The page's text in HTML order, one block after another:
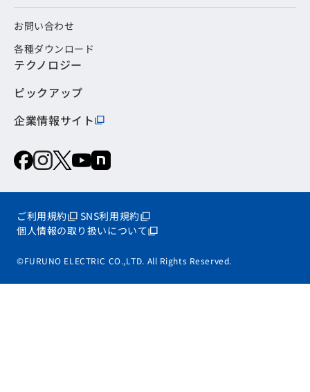
お問い合わせ
各種ダウンロード
テクノロジー
ピックアップ
企業情報サイト
ご利用規約
SNS利用規約
個人情報の取り扱いについて
©FURUNO ELECTRIC CO.,LTD. All Rights Reserved.